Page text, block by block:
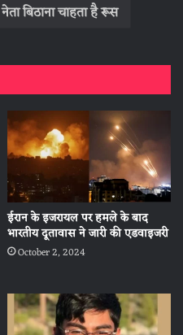
बिठाना चाहता है रूस
ईरान के इजरायल पर हमले के बाद
भारतीय दूतावास ने जारी की एडवाइजरी
October 2, 2024